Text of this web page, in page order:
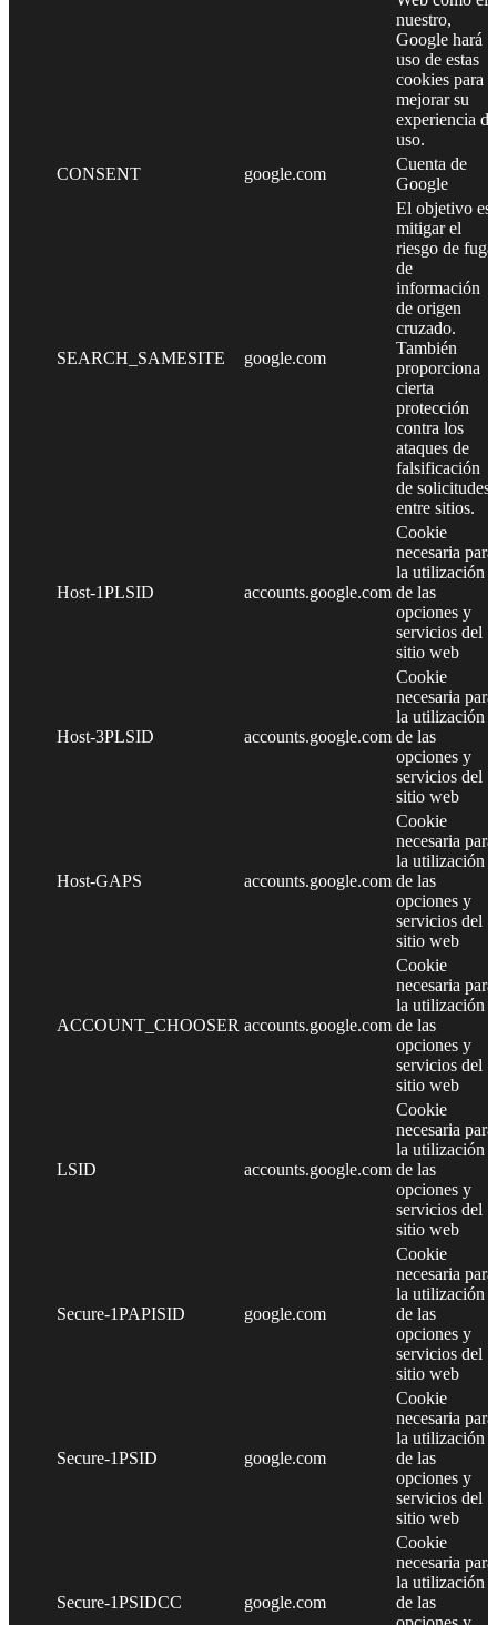
nuestro,
Google hará
uso de estas
cookies para
mejorar su
experiencia de
uso.
CONSENT
google.com
Cuenta de
Google
SEARCH_SAMESITE google.com
El objetivo es
mitigar el
riesgo de fuga
de
información
de origen
cruzado.
También
proporciona
cierta
protección
contra los
ataques de
falsificación
de solicitudes
entre sitios.
Host-1PLSID accounts.google.com
Cookie
necesaria para
la utilización
de las
opciones y
servicios del
sitio web
Host-3PLSID accounts.google.com
Cookie
necesaria para
la utilización
de las
opciones y
servicios del
sitio web
Host-GAPS accounts.google.com
Cookie
necesaria para
la utilización
de las
opciones y
servicios del
sitio web
ACCOUNT_CHOOSER accounts.google.com
Cookie
necesaria para
la utilización
de las
opciones y
servicios del
sitio web
LSID accounts.google.com
Cookie
necesaria para
la utilización
de las
opciones y
servicios del
sitio web
Secure-1PAPISID google.com
Cookie
necesaria para
la utilización
de las
opciones y
servicios del
sitio web
Secure-1PSID google.com
Cookie
necesaria para
la utilización
de las
opciones y
servicios del
sitio web
Secure-1PSIDCC google.com
Cookie
necesaria para
la utilización
de las